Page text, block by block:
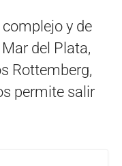
y de
del Plata,
Rottemberg,
permite salir